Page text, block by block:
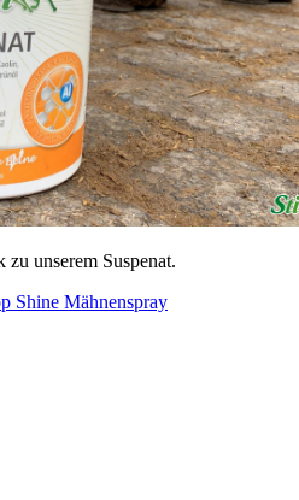
unserem Suspenat.
Shine Mähnenspray